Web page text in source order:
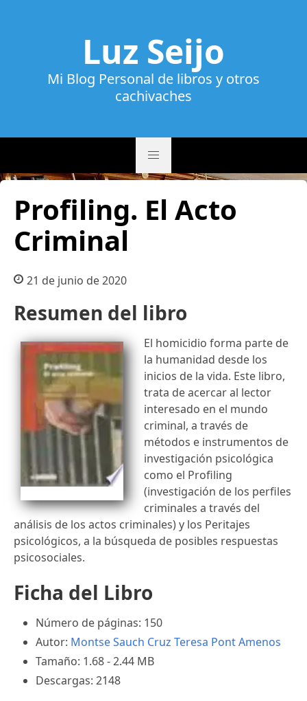
Luz Seijo
Mi Blog Personal de libros y otros
cachivaches
Profiling. El Acto
Criminal
21 de junio de 2020
Resumen del libro
El homicidio forma parte de
la humanidad desde los
inicios de la vida. Este libro,
trata de acercar al lector
interesado en el mundo
criminal, a través de
métodos e instrumentos de
investigación psicológica
como el Profiling
(investigación de los perfiles
criminales a través del
análisis de los actos criminales) y los Peritajes
psicológicos, a la búsqueda de posibles respuestas
psicosociales.
Ficha del Libro
Número de páginas: 150
Autor: Montse Sauch Cruz Teresa Pont Amenos
Tamaño: 1.68 - 2.44 MB
Descargas: 2148